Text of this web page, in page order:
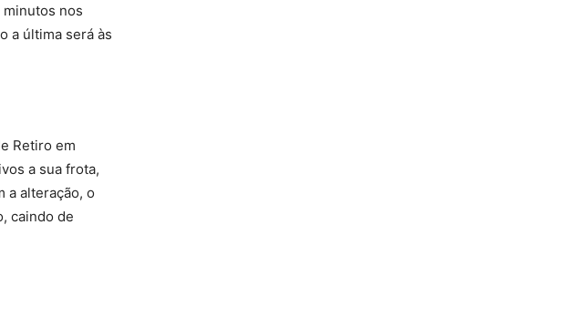
nos
a última será às
Retiro em
a sua frota,
a alteração, o
caindo de